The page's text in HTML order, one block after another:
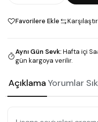
Favorilere Ekle Karşılaştır
Aynı Gün Sevk:Hafta içi
gün kargoya verilir.
Açıklama Yorumlar